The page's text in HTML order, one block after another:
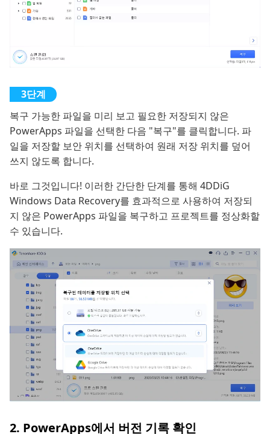
복구 가능한 파일을 미리 보고 필요한 저장되지 않은
PowerApps 파일을 선택한 다음 "복구"를 클릭합니다. 파
일을 저장할 보안 위치를 선택하여 원래 저장 위치를 덮어
쓰지 않도록 합니다.
바로 그것입니다! 이러한 간단한 단계를 통해 4DDiG
Windows Data Recovery를 효과적으로 사용하여 저장되
지 않은 PowerApps 파일을 복구하고 프로젝트를 정상화할
수 있습니다.
2. PowerApps에서 버전 기록 확인